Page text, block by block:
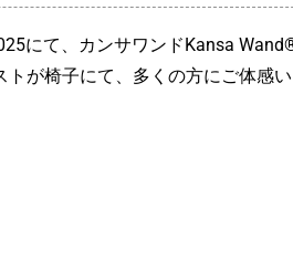
にて、カンサワンドKansa
トが椅子にて、多くの方にご体感